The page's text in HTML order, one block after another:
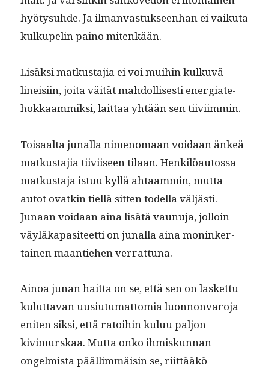
hyö­ty­suhde. Ja ilman­vas­tuk­seen­han ei vaiku­ta
kulku­pelin paino mitenkään.
Lisäk­si matkus­ta­jia ei voi mui­hin kulku­vä­
lineisi­in, joi­ta väität mah­dol­lis­es­ti ener­giate­
hokkaam­mik­si, lait­taa yhtään sen tiiviimmin.
Toisaal­ta junal­la nimeno­maan voidaan änkeä
matkus­ta­jia tiivi­iseen tilaan. Henkilöau­tossa
matkus­ta­ja istuu kyl­lä ahtaam­min, mut­ta
autot ovatkin tiel­lä sit­ten todel­la väljästi.
Junaan voidaan aina lisätä vaunu­ja, jol­loin
väyläka­p­a­siteet­ti on junal­la aina moninker­
tainen maantiehen verrattuna.
Ain­oa junan hait­ta on se, että sen on las­ket­tu
kulut­ta­van uusi­u­tu­mat­to­mia luon­non­va­ro­ja
eniten sik­si, että ratoi­hin kuluu paljon
kivimurskaa. Mut­ta onko ihmiskun­nan
ongelmista pääl­lim­mäisin se, riit­tääkö